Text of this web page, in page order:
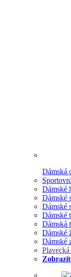
Dámská
Dámské
Dámské
Dámské
Dámské
Dámská
Dámské
Dámské